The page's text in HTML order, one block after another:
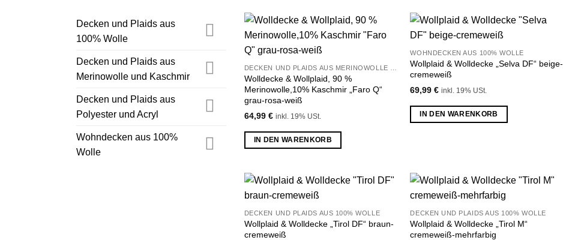
Decken und Plaids aus
100% Wolle
Decken und Plaids aus
Merinowolle und Kaschmir
Decken und Plaids aus
Polyester und Acryl
Wohndecken aus 100%
Wolle
Wolldecke & Wollplaid, 90 %
Merinowolle,10% Kaschmir „Faro Q“
grau-rosa-weiß
64,99 € inkl. 19% USt.
IN DEN WARENKORB
Wunschliste
hinzufügen
WOHNDECKEN AUS 100% WOLLE
Wollplaid & Wolldecke „Selva DF“ beige-
cremeweiß
69,99€ inkl. 19% USt.
IN DEN WARENKORB
Wunschliste
hinzufügen
DECKEN UND PLAIDS AUS 100% WOLLE
Wollplaid & Wolldecke „Tirol DF“ braun-
cremeweiß
Wunschliste
hinzufügen
DECKEN UND PLAIDS AUS 100% WOLLE
Wollplaid & Wolldecke „Tirol M“
cremeweiß-mehrfarbig